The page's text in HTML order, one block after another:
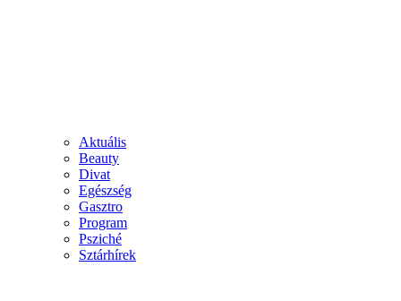
Aktuális
Beauty
Divat
Egészség
Gasztro
Program
Psziché
Sztárhírek